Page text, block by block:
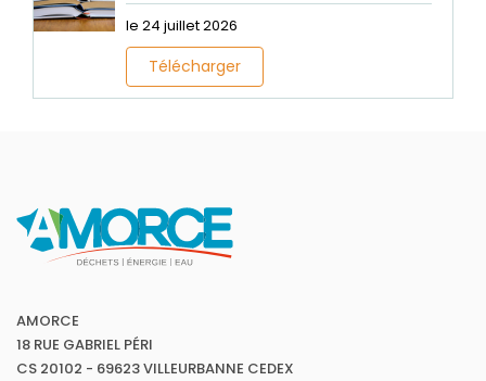
le 24 juillet 2026
Télécharger
AMORCE
18 RUE GABRIEL PÉRI
CS 20102 - 69623 VILLEURBANNE CEDEX